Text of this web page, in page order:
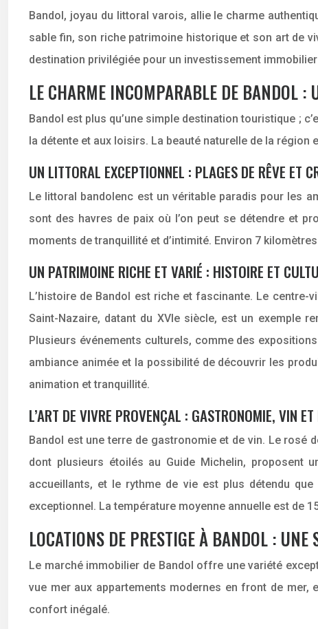
Bandol, joyau du littoral varois, allie le charme
sable fin, son riche patrimoine historique et son art de
destination privilégiée pour un investissement
LE CHARME INCOMPARABLE DE BANDOL :
Bandol est plus qu’une simple destination touristique ;
la détente et aux loisirs. La beauté naturelle de la
UN LITTORAL EXCEPTIONNEL : PLAGES DE RÊVE ET
Le littoral bandolenc est un véritable paradis pour les
sont des havres de paix où l’on peut se détendre et
moments de tranquillité et d’intimité. Environ 7
UN PATRIMOINE RICHE ET VARIÉ : HISTOIRE ET
L’histoire de Bandol est riche et fascinante. Le
Saint-Nazaire, datant du XVIe siècle, est un exemple
Plusieurs événements culturels, comme des
ambiance animée et la possibilité de découvrir les
animation et tranquillité.
L’ART DE VIVRE PROVENÇAL : GASTRONOMIE, VIN
Bandol est une terre de gastronomie et de vin. Le rosé
dont plusieurs étoilés au Guide Michelin, proposent
accueillants, et le rythme de vie est plus détendu
exceptionnel. La température moyenne annuelle est de
LOCATIONS DE PRESTIGE À BANDOL : UNE
Le marché immobilier de Bandol offre une variété
vue mer aux appartements modernes en front de
confort inégalé.